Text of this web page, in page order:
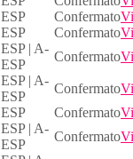
ESP Confermato
ESP Confermato
ESP | A-
ESP
Confermato
ESP | A-
ESP
Confermato
ESP Confermato
ESP | A-
ESP
Confermato